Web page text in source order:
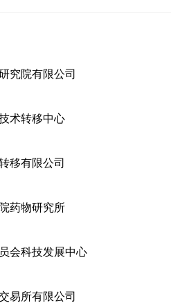
究院有限公司
术转移中心
移有限公司
药物研究所
会科技发展中心
易所有限公司